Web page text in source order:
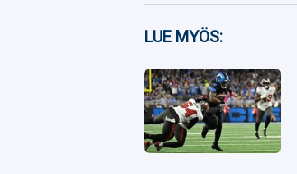
Facebook
Twitter
Whatsapp
LUE MYÖS: